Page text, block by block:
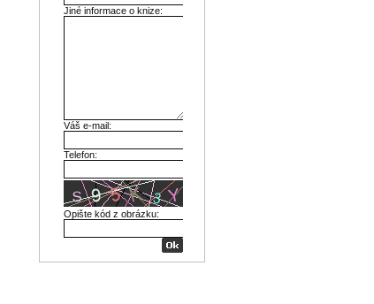
Jiné informace o knize:
Váš e-mail:
Telefon:
Opište kód z obrázku: